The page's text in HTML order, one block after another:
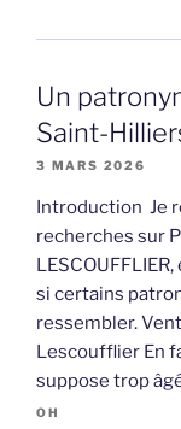
Un
Saint-
3 MARS 2026
Introduction Je
recherches sur
si certains
ressembler.
Lescoufflier En
suppose trop
OH